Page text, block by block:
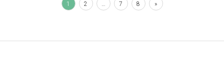
1 2 … 7 8 »